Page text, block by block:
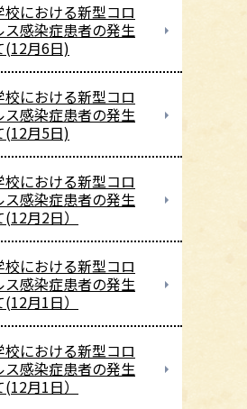
校における新型コロ
ス感染症患者の発生
(12月6日)
校における新型コロ
ス感染症患者の発生
(12月5日)
校における新型コロ
ス感染症患者の発生
月2日）
校における新型コロ
ス感染症患者の発生
月1日）
校における新型コロ
ス感染症患者の発生
月1日）